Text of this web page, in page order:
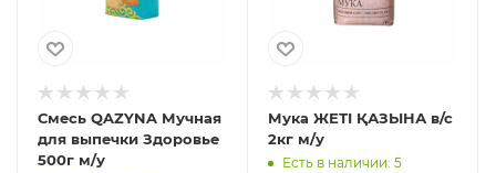
Смесь QAZYNA Мучная
для выпечки Здоровье
500г м/у
Мука ЖЕТІ ҚАЗЫНА в/с
2кг м/у
Есть в наличии: 5